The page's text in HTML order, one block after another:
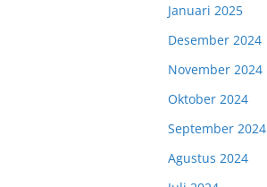
Januari 2025
Desember 2024
November 2024
Oktober 2024
September 2024
Agustus 2024